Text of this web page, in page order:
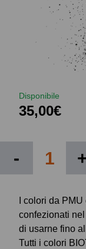
Disponibile
35,00€
-
I colori da
confezionati
di usarne fino
Tutti i colori